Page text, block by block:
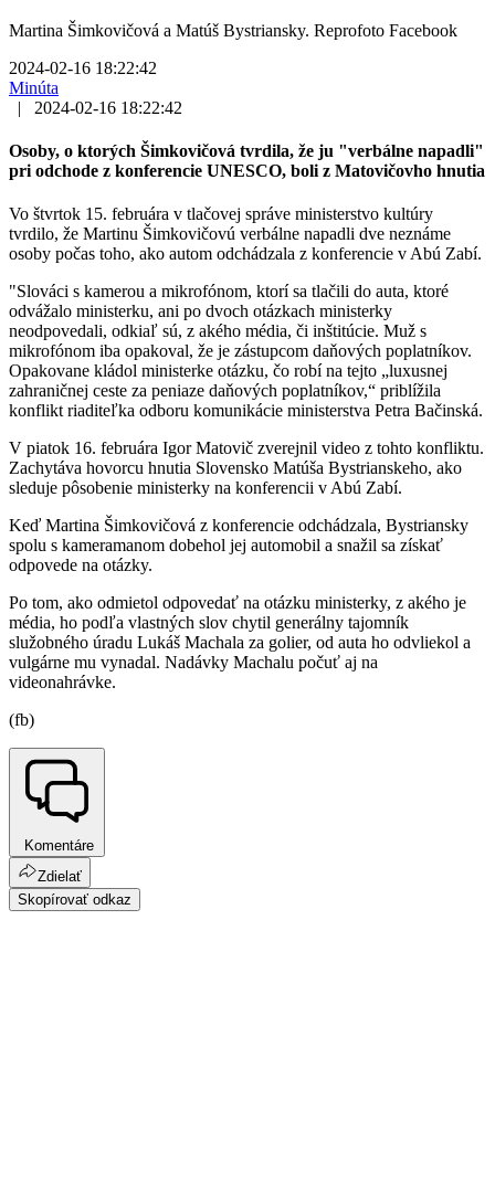
Martina Šimkovičová a Matúš Bystriansky. Reprofoto Facebook
2024-02-16 18:22:42
Minúta
|
2024-02-16 18:22:42
Osoby, o ktorých Šimkovičová tvrdila, že ju "verbálne napadli"
pri odchode z konferencie UNESCO, boli z Matovičovho hnutia
Vo štvrtok 15. februára v tlačovej správe ministerstvo kultúry
tvrdilo, že Martinu Šimkovičovú verbálne napadli dve neznáme
osoby počas toho, ako autom odchádzala z konferencie v Abú Zabí.
"Slováci s kamerou a mikrofónom, ktorí sa tlačili do auta, ktoré
odvážalo ministerku, ani po dvoch otázkach ministerky
neodpovedali, odkiaľ sú, z akého média, či inštitúcie. Muž s
mikrofónom iba opakoval, že je zástupcom daňových poplatníkov.
Opakovane kládol ministerke otázku, čo robí na tejto „luxusnej
zahraničnej ceste za peniaze daňových poplatníkov,“ priblížila
konflikt riaditeľka odboru komunikácie ministerstva Petra Bačinská.
V piatok 16. februára Igor Matovič zverejnil video z tohto konfliktu.
Zachytáva hovorcu hnutia Slovensko Matúša Bystrianskeho, ako
sleduje pôsobenie ministerky na konferencii v Abú Zabí.
Keď Martina Šimkovičová z konferencie odchádzala, Bystriansky
spolu s kameramanom dobehol jej automobil a snažil sa získať
odpovede na otázky.
Po tom, ako odmietol odpovedať na otázku ministerky, z akého je
média, ho podľa vlastných slov chytil generálny tajomník
služobného úradu Lukáš Machala za golier, od auta ho odvliekol a
vulgárne mu vynadal. Nadávky Machalu počuť aj na
videonahrávke.
(fb)
Komentáre
Zdielať
Skopírovať odkaz